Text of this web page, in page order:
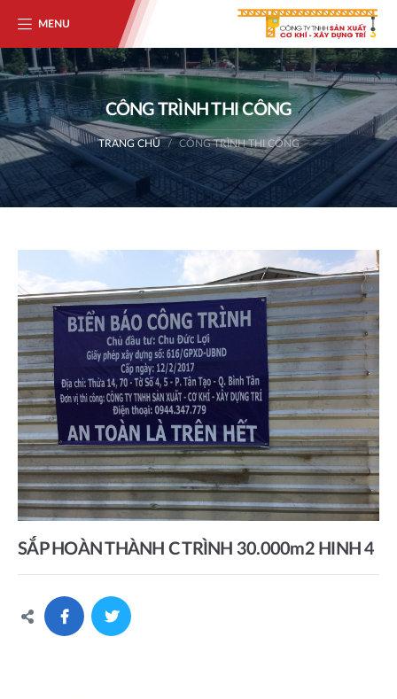
MENU
CÔNG TRÌNH THI CÔNG
TRANG CHỦ CÔNG TRÌNH THI CÔNG
SẮP HOÀN THÀNH C TRÌNH 30.000m2 HINH 4